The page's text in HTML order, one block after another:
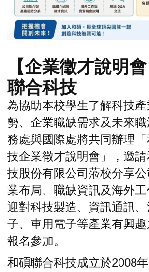
【企業徵才說明
聯合科技
為協助本校學生了解科技
勢、企業職缺需求及未來
務處與國際處將共同辦理
技企業徵才說明會」，邀
技股份有限公司蒞校分享
業布局、職缺資訊及海外
迎對科技製造、資訊通訊
子、車用電子等產業有興
報名參加。
和碩聯合科技成立於2008